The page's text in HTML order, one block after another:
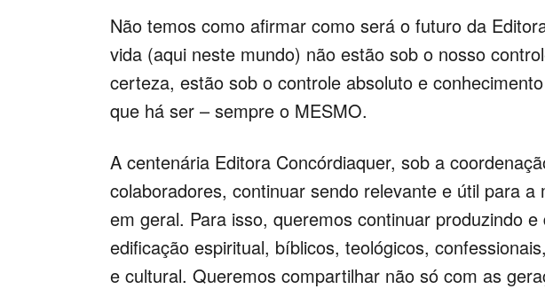
Não temos como afirmar como será o futuro da
vida (aqui neste mundo) não estão sob o nosso
certeza, estão sob o controle absoluto e
que há ser – sempre o MESMO.
A centenária Editora Concórdiaquer, sob a
colaboradores, continuar sendo relevante e útil para
em geral. Para isso, queremos continuar produzindo
edificação espiritual, bíblicos, teológicos,
e cultural. Queremos compartilhar não só com as